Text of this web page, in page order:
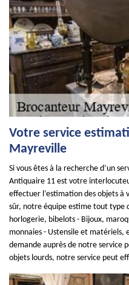
Votre service
Mayreville
Si vous êtes à la recherche d’un
Antiquaire 11 est votre
effectuer l’estimation des objets à
sûr, notre équipe estime tout type
horlogerie, bibelots - Bijoux,
monnaies - Ustensile et matériels,
demande auprès de notre service
objets lourds, notre service peut